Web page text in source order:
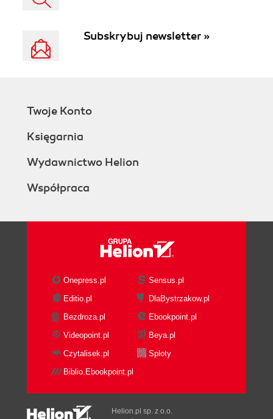
Subskrybuj newsletter »
Twoje Konto
Księgarnia
Wydawnictwo Helion
Współpraca
Onepress.pl
Sensus.pl
Editio.pl
DlaBystrzakow.pl
Bezdroza.pl
Ebookpoint.pl
Videopoint.pl
Beya.pl
Czytalisek.pl
Sploty
Biblio.Ebookpoint.pl
Helion.pl sp. z o.o.